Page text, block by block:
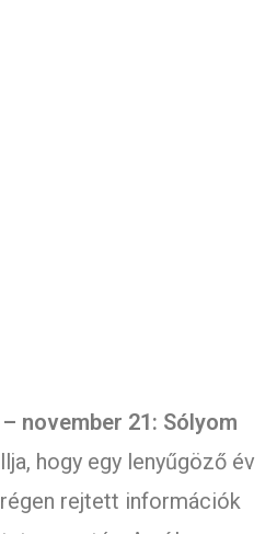
november 21: Sólyom
hogy egy lenyűgöző év
rejtett információk